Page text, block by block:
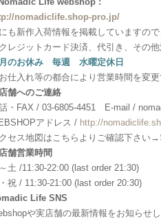
nomadiclife.shop-pro.jp/
も新作入荷情報を掲載していますの
レジットカード決済、代引き、その
のお休み 毎週 水曜定休日
仕入れ等の都合により営業時間を変
舗へのご連絡
・FAX / 03-6805-4451 E-mail /
アドレス / http://
セス地図はこちらよりご確認下さい→
舗営業時間
土 /11:30-22:00 (last order 21:30)
祝 / 11:30-21:00 (last order 20:30)
Life SNS
や実店舗の最新情報をお知らせ